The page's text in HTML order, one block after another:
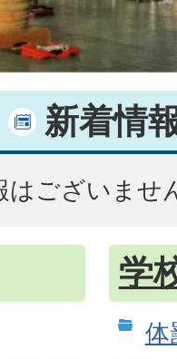
新着情
はございませ
学
体